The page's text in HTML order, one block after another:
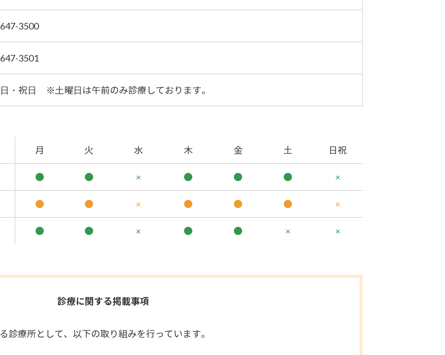
3500
3501
・祝⽇ ※⼟曜⽇は午前のみ診療しております。
月 火 水 木 金 土 日祝
● ● × ● ● ● ×
● ● × ● ● ● ×
● ● × ● ● × ×
診療に関する掲載事項
療所として、以下の取り組みを行っています。